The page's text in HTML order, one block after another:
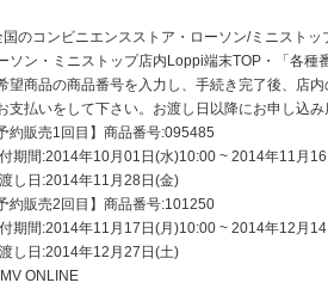
国のコンビニエンスストア・ローソン/ミニストッ
ソン・ミニストップ店内Loppi端末TOP・「各種
望商品の商品番号を入力し、手続き完了後、店
支払いをして下さい。お渡し日以降にお申し込み
予約販売1回目】商品番号:095485
期間:2014年10月01日(水)10:00 ~ 2014年11月
し日:2014年11月28日(金)
予約販売2回目】商品番号:101250
期間:2014年11月17日(月)10:00 ~ 2014年12月
し日:2014年12月27日(土)
ONLINE